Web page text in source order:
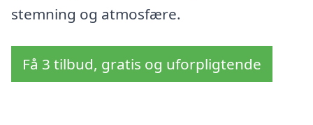
stemning og atmosfære.
Få 3 tilbud, gratis og uforpligtende